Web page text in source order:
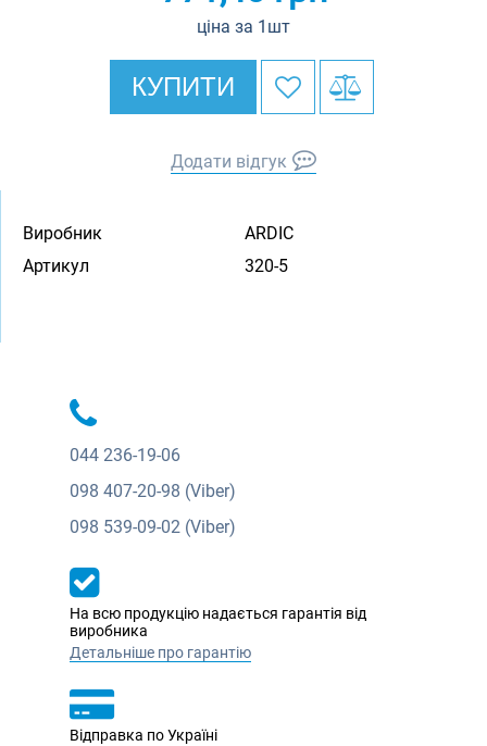
ціна за 1шт
КУПИТИ
Додати відгук
Виробник
ARDIC
Артикул
320-5
044 236-19-06
098 407-20-98 (Viber)
098 539-09-02 (Viber)
На всю продукцію надається гарантія від
виробника
Детальніше про гарантію
Відправка по Україні